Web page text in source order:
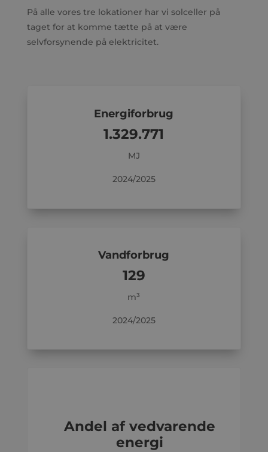
På alle vores tre lokationer har vi solceller på
taget for at komme tætte på at være
selvforsynende på elektricitet.
Energiforbrug
1.329.771
MJ
2024/2025
Vandforbrug
129
m³
2024/2025
Andel af vedvarende
energi